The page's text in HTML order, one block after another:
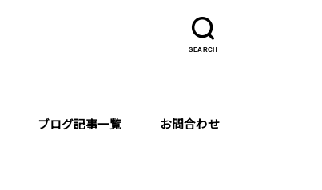
SEARCH
ブログ記事一覧 お問合わせ